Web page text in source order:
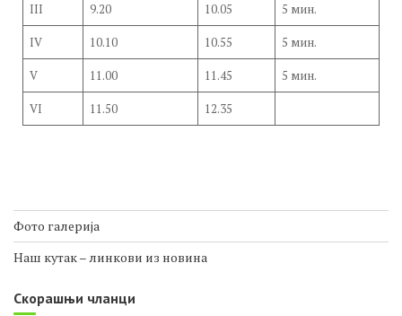
III 9.20 10.05 5 мин.
IV 10.10 10.55 5 мин.
V 11.00 11.45 5 мин.
VI 11.50 12.35
Фото галерија
Наш кутак – линкови из новина
Скорашњи чланци